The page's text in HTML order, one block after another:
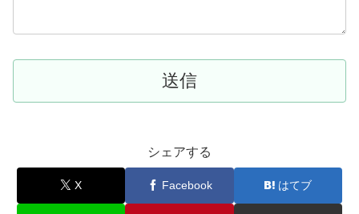
シェアする
X Facebook はてブ